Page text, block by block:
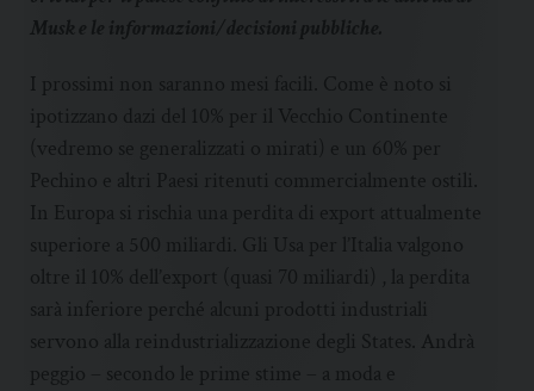
Musk e le informazioni/decisioni pubbliche.
I prossimi non saranno mesi facili. Come è noto si
ipotizzano dazi del 10% per il Vecchio Continente
(vedremo se generalizzati o mirati) e un 60% per
Pechino e altri Paesi ritenuti commercialmente ostili.
In Europa si rischia una perdita di export attualmente
superiore a 500 miliardi. Gli Usa per l’Italia valgono
oltre il 10% dell’export (quasi 70 miliardi) , la perdita
sarà inferiore perché alcuni prodotti industriali
servono alla reindustrializzazione degli States. Andrà
peggio – secondo le prime stime – a moda e